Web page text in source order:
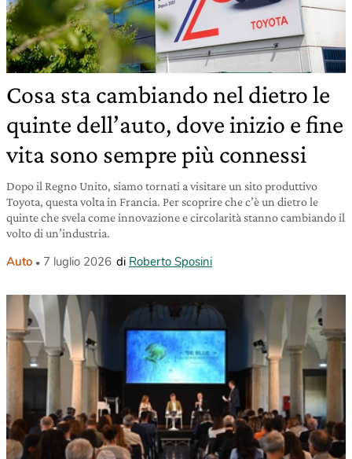
Cosa sta cambiando nel dietro le
quinte dell’auto, dove inizio e fine
vita sono sempre più connessi
Dopo il Regno Unito, siamo tornati a visitare un sito produttivo
Toyota, questa volta in Francia. Per scoprire che c’è un dietro le
quinte che svela come innovazione e circolarità stanno cambiando il
volto di un’industria.
Auto 7 luglio 2026 di Roberto Sposini